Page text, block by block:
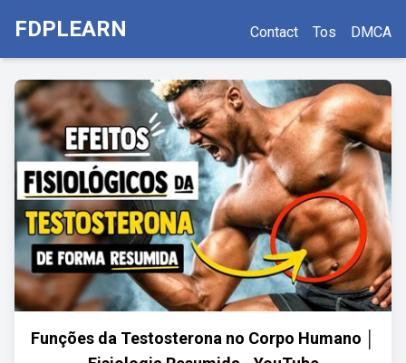
FDPLEARN Contact Tos DMCA
Funções da Testosterona no Corpo Humano │